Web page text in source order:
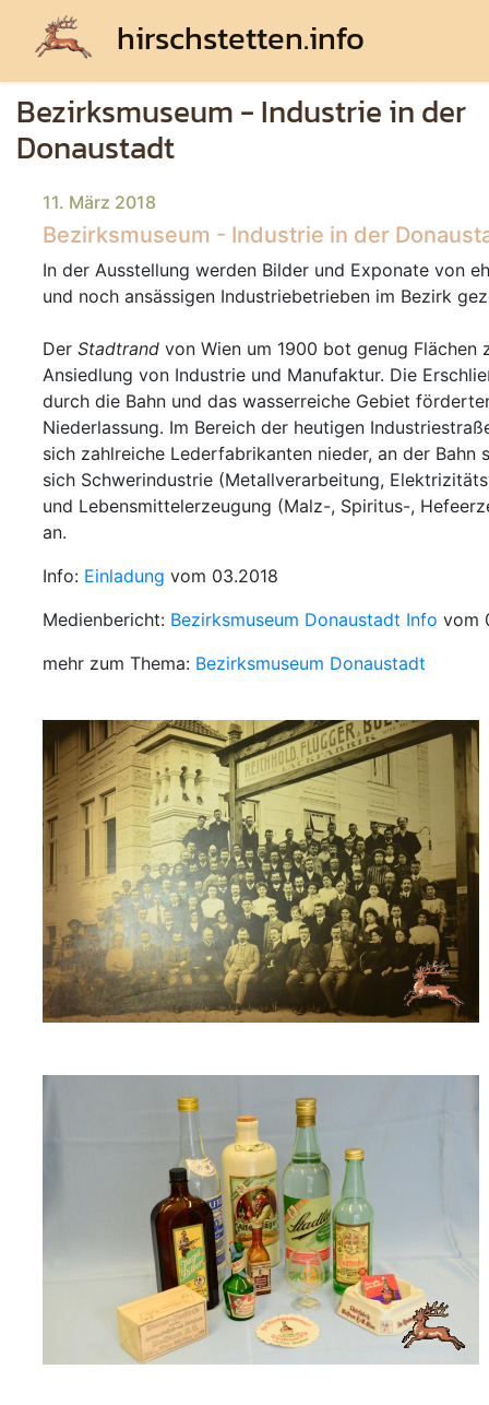
hirschstetten.info
Bezirksmuseum - Industrie in der
Donaustadt
11. März 2018
Bezirksmuseum - Industrie in der
In der Ausstellung werden Bilder und Exponate von
und noch ansässigen Industriebetrieben im Bezirk
Der Stadtrand von Wien um 1900 bot genug Flächen
Ansiedlung von Industrie und Manufaktur. Die
durch die Bahn und das wasserreiche Gebiet
Niederlassung. Im Bereich der heutigen
sich zahlreiche Lederfabrikanten nieder, an der Bahn
sich Schwerindustrie (Metallverarbeitung,
und Lebensmittelerzeugung (Malz-, Spiritus-,
an.
Info: Einladung vom 03.2018
Medienbericht: Bezirksmuseum Donaustadt Info vom
mehr zum Thema: Bezirksmuseum Donaustadt